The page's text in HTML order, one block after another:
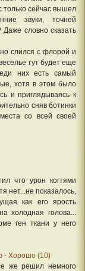
только сейчас вышел
звуки, точней
Даже словно сказать
слился с флорой и
тут будет еще
них есть самый
хотя в этом было
и приглядываясь к
сняв ботинки
со всей своей
что урон когтями
нет...не показалось,
как его ярость
холодная голова...
ген ткани у него
- Хорошо (10)
же решил немного